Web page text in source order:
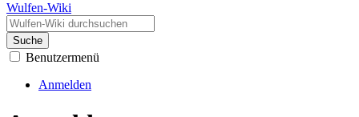
Wulfen-Wiki
Suche
Benutzermenü
Anmelden